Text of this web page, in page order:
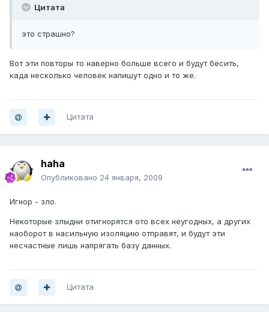
Цитата
это страшно?
Вот эти повторы то наверно больше всего и будут бесить,
када несколько человек напишут одно и то же.
Цитата
haha
Опубликовано 24 января, 2009
Игнор - зло.
Некоторые злыдни отигнорятся ото всех неугодных, а других
наоборот в насильную изоляцию отправят, и будут эти
несчастные лишь напрягать базу данных.
Цитата